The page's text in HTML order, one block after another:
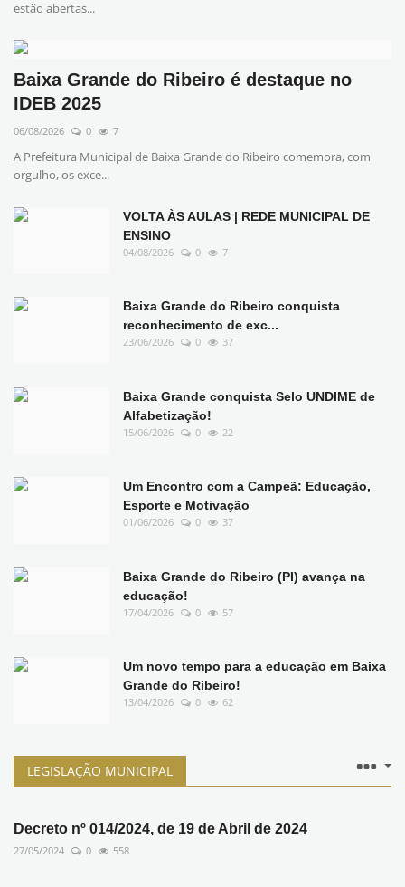
estão abertas...
Baixa Grande do Ribeiro é destaque no
IDEB 2025
06/08/2026 0 7
A Prefeitura Municipal de Baixa Grande do Ribeiro comemora, com
orgulho, os exce...
VOLTA ÀS AULAS | REDE MUNICIPAL DE
ENSINO
04/08/2026 0 7
Baixa Grande do Ribeiro conquista
reconhecimento de exc...
23/06/2026 0 37
Baixa Grande conquista Selo UNDIME de
Alfabetização!
15/06/2026 0 22
Um Encontro com a Campeã: Educação,
Esporte e Motivação
01/06/2026 0 37
Baixa Grande do Ribeiro (PI) avança na
educação!
17/04/2026 0 57
Um novo tempo para a educação em Baixa
Grande do Ribeiro!
13/04/2026 0 62
LEGISLAÇÃO MUNICIPAL
Decreto nº 014/2024, de 19 de Abril de 2024
27/05/2024 0 558